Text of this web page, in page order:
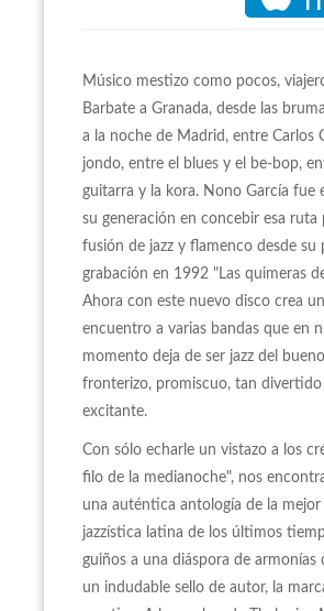
Músico mestizo como pocos,
Barbate a Granada, desde las
a la noche de Madrid, entre Carlos
jondo, entre el blues y el be-bop,
guitarra y la kora. Nono García fue
su generación en concebir esa ruta
fusión de jazz y flamenco desde su
grabación en 1992 "Las quimeras
Ahora con este nuevo disco crea
encuentro a varias bandas que en
momento deja de ser jazz del
fronterizo, promiscuo, tan
excitante.
Con sólo echarle un vistazo a los
filo de la medianoche", nos
una auténtica antología de la mejor
jazzística latina de los últimos
guiños a una diáspora de armonías
un indudable sello de autor, la